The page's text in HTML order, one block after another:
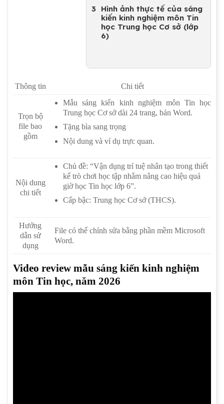
Hình ảnh thực tế của sáng
kiến kinh nghiệm môn Tin
học Trung học Cơ sở (lớp
6)
Thông tin Chi tiết
Trọn bộ
file bao
gồm
Mẫu sáng kiến kinh nghiệm môn Tin học
Trung học Cơ sở dài 24 trang, bản Word.
Tặng bìa sang trọng
Nội dung và ví dụ trực quan.
Nội dung
chi tiết
Chủ đề: “Vận dụng trí tuệ nhân tạo trong thiết
kế trò chơi học tập nhằm nâng cao hiệu quả
giờ học Tin học lớp 6”.
Cấp bậc: Trung học Cơ sở (THCS).
Hướng
dẫn sử
dụng
File có thể chỉnh sửa bằng phần mềm Microsoft
Word.
Video review mẫu sáng kiến kinh nghiệm
môn Tin học, năm 2026